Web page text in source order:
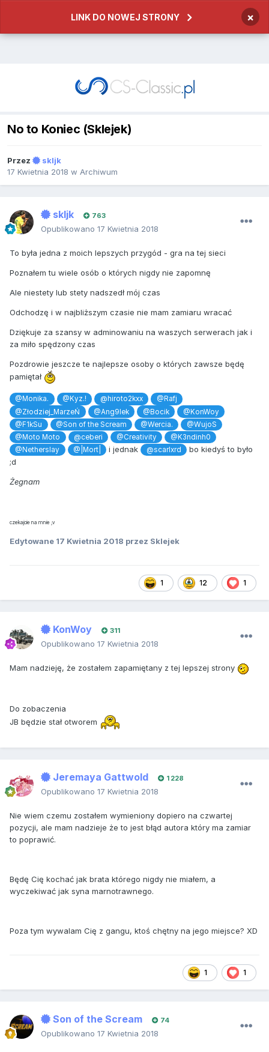
LINK DO NOWEJ STRONY ×
No to Koniec (Sklejek)
Przez
skljk
17 Kwietnia 2018 w Archiwum
skljk 763
Opublikowano 17 Kwietnia 2018
To była jedna z moich lepszych przygód - gra na tej sieci
Poznałem tu wiele osób o których nigdy nie zapomnę
Ale niestety lub stety nadszedł mój czas
Odchodzę i w najbliższym czasie nie mam zamiaru wracać
Dziękuje za szansy w adminowaniu na waszych serwerach jak i
za miło spędzony czas
Pozdrowie jeszcze te najlepsze osoby o których zawsze będę
pamiętał
@Monika. @Kyz.! @hiroto2kxx
@Rafj
@Złodziej_MarzeŃ
@Ang9lek @Bocik
@KonWoy
@F1kSu
@Son of the Scream @Wercia.
@WujoS
@Moto Moto
@ceberi @Creativity
@K3ndinh0
@Netherslay
@|Mort| i jednak @scarlxrd
bo kiedyś to było
;d
Żegnam
czekajcie na mnie ;v
Edytowane 17 Kwietnia 2018 przez Sklejek
1 12 1
KonWoy 311
Opublikowano 17 Kwietnia 2018
Mam nadzieję, że zostałem zapamiętany z tej lepszej strony
Do zobaczenia
JB będzie stał otworem
Jeremaya Gattwold 1 228
Opublikowano 17 Kwietnia 2018
Nie wiem czemu zostałem wymieniony dopiero na czwartej
pozycji, ale mam nadzieje że to jest błąd autora który ma zamiar
to poprawić.
Będę Cię kochać jak brata którego nigdy nie miałem, a
wyczekiwać jak syna marnotrawnego.
Poza tym wywalam Cię z gangu, ktoś chętny na jego miejsce? XD
1 1
Son of the Scream 74
Opublikowano 17 Kwietnia 2018